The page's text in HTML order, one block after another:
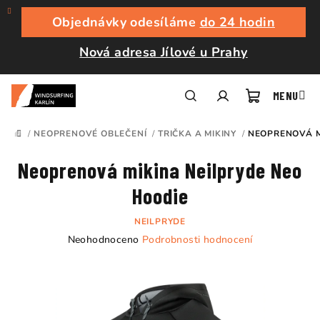
Přejít
obsah
Objednávky odesíláme do 24 hodin
Nová adresa Jílové u Prahy
košík
DOMŮ
/ NEOPRENOVÉ OBLEČENÍ / TRIČKA A MIKINY / NEOPRENOVÁ
Neoprenová mikina Neilpryde Neo
Hoodie
NEILPRYDE
Průměrné
Neohodnoceno Podrobnosti hodnocení